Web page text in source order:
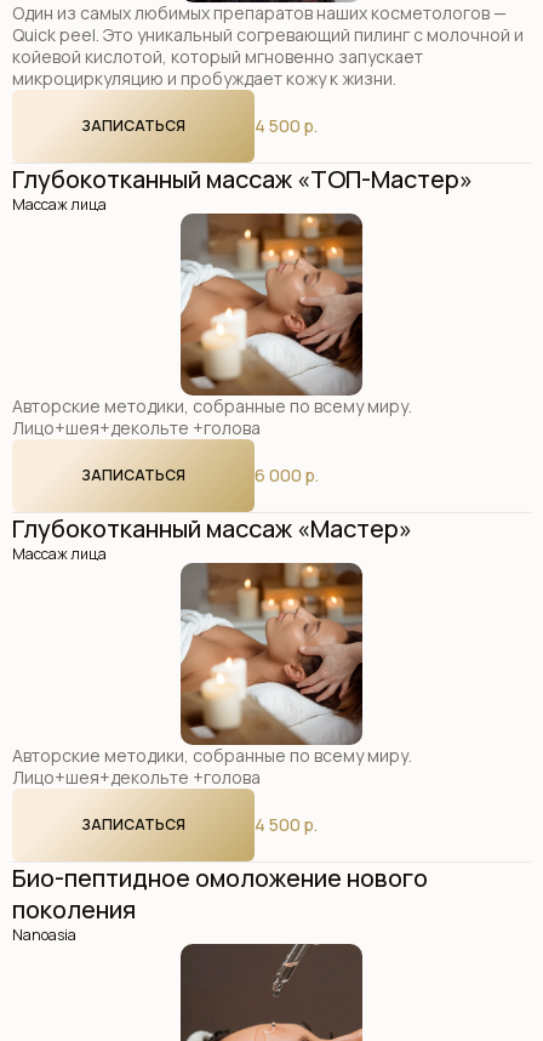
Один из самых любимых препаратов наших косметологов —
Quick peel. Это уникальный согревающий пилинг с молочной и
койевой кислотой, который мгновенно запускает
микроциркуляцию и пробуждает кожу к жизни.
4 500 р.
ЗАПИСАТЬСЯ
Глубокотканный массаж «ТОП-Мастер»
Массаж лица
Авторские методики, собранные по всему миру.
Лицо+шея+декольте +голова
6 000 р.
ЗАПИСАТЬСЯ
Глубокотканный массаж «Мастер»
Массаж лица
Авторские методики, собранные по всему миру.
Лицо+шея+декольте +голова
4 500 р.
ЗАПИСАТЬСЯ
Био-пептидное омоложение нового
поколения
Nanoasia